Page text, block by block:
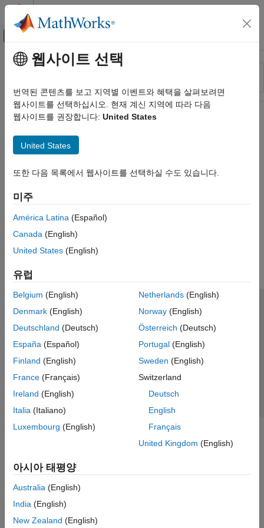
콘텐츠로 바로 가기
오프캔버스 탐색 메뉴 토글
리소스
상태
주요 콘텐츠
웹사이트 선택
번역된 콘텐츠를 보고 지역별 이벤트와 혜택을 살펴보려면
웹사이트를 선택하십시오. 현재 계신 지역에 따라 다음
웹사이트를 권장합니다: United States
United States
또한 다음 목록에서 웹사이트를 선택하실 수도 있습니다.
미주
América Latina (Español)
Canada (English)
United States (English)
유럽
Belgium (English)
Denmark (English)
Deutschland (Deutsch)
España (Español)
Finland (English)
France (Français)
Ireland (English)
Italia (Italiano)
Luxembourg (English)
Netherlands(English)
Norway(English)
Österreich (Deutsch)
Portugal(English)
Sweden (English)
Switzerland
Deutsch
English
Français
United Kingdom (English)
아시아 태평양
Australia (English)
India (English)
New Zealand (English)
신뢰 센터 등록 상표 개인정보 취급방침
불법 복제 방지
애플리케이션 상태
© 1994-2026 The MathWorks, Inc.